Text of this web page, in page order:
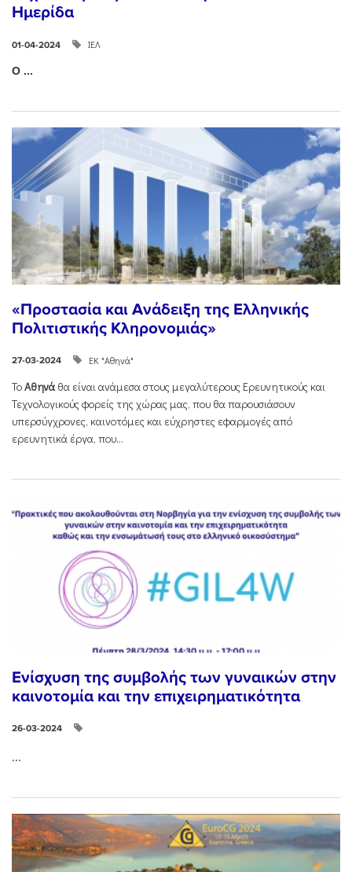
Ημερίδα
01-04-2024 ΙΕΛ
Ο ...
«Προστασία και Ανάδειξη της Ελληνικής
Πολιτιστικής Κληρονομιάς»
27-03-2024 ΕΚ "Αθηνά"
ΤοΑθηνάθα είναι ανάμεσα στους μεγαλύτερους Ερευνητικούς και
Τεχνολογικούς φορείς της χώρας μας, που θα παρουσιάσουν
υπερσύγχρονες, καινοτόμες και εύχρηστες εφαρμογές από
ερευνητικά έργα, που...
Ενίσχυση της συμβολής των γυναικών στην
καινοτομία και την επιχειρηματικότητα
26-03-2024
...